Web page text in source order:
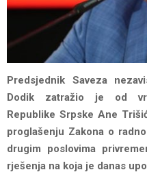
Predsjednik Saveza
Dodik zatražio je od
Republike Srpske Ane
proglašenju Zakona o
drugim poslovima
rješenja na koja je danas